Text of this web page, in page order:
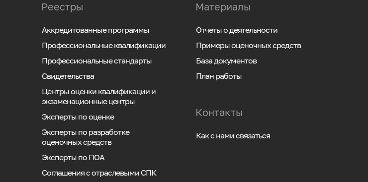
Реестры
Аккредитованные программы
Профессиональные квалификации
Профессиональные стандарты
Свидетельства
Центры оценки квалификации и
экзаменационные центры
Эксперты по оценке
Эксперты по разработке
оценочных средств
Эксперты по ПОА
Соглашения с отраслевыми СПК
Материалы
Отчеты о деятельности
Примеры оценочных средств
База документов
План работы
Контакты
Как с нами связаться